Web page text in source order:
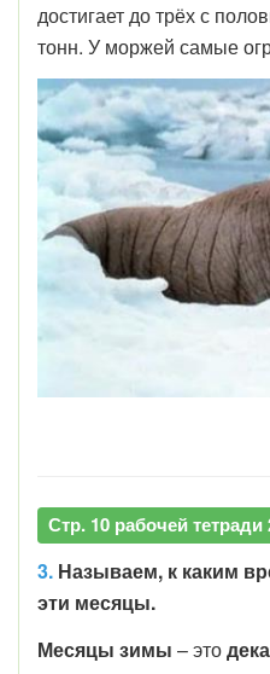
достигает до трёх с
тонн. У моржей самые
Стр. 10 рабочей тетради
3. Называем, к каким
эти месяцы.
Месяцы зимы – это